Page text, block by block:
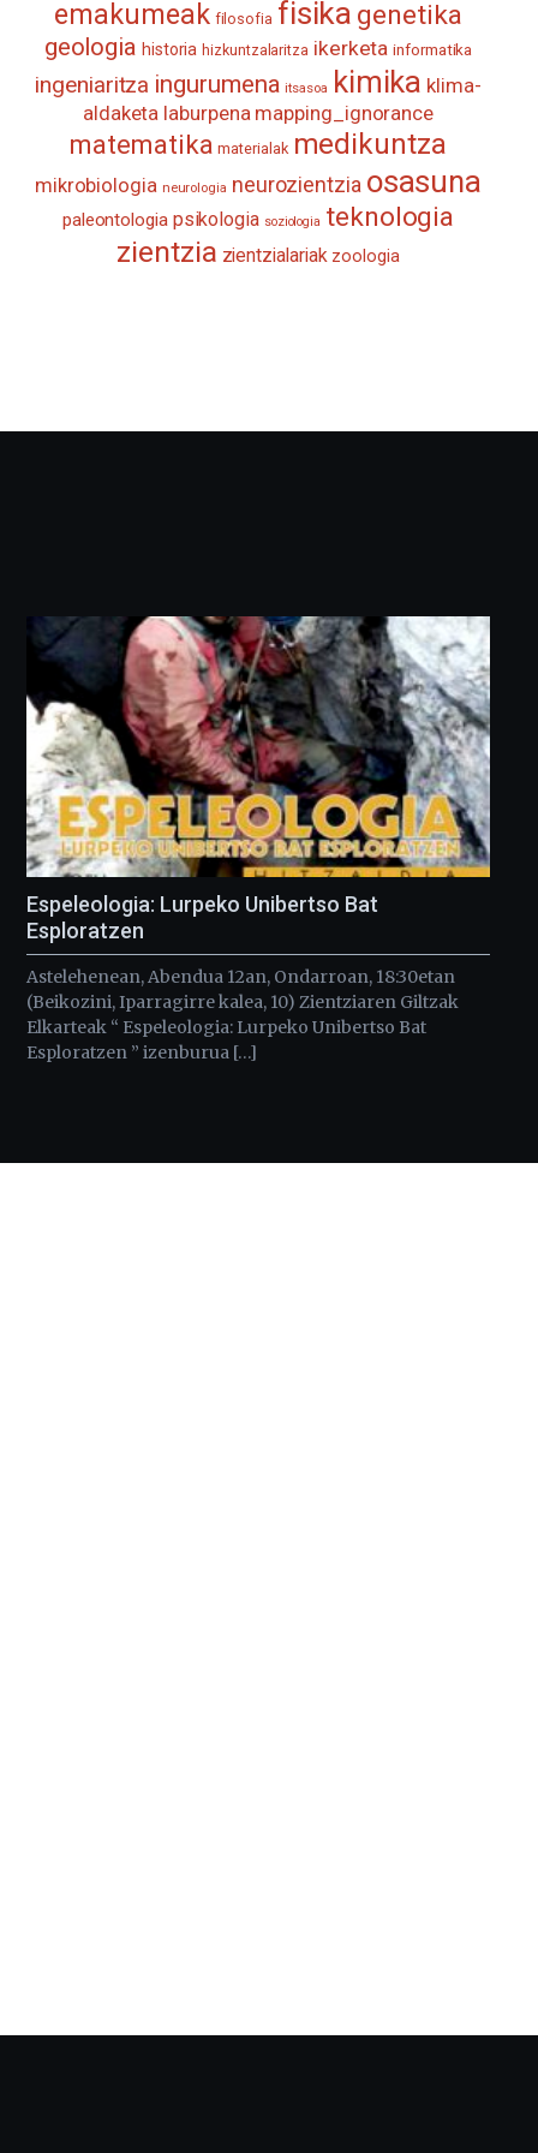
emakumeak filosofia fisika genetika
geologia historia hizkuntzalaritza ikerketa informatika
ingeniaritza ingurumena itsasoa kimika klima-
aldaketa laburpena mapping_ignorance
matematika materialak medikuntza
mikrobiologia neurologia neurozientzia osasuna
paleontologia psikologia soziologia teknologia
zientzia zientzialariak zoologia
Espeleologia: Lurpeko Unibertso Bat
Esploratzen
Astelehenean, Abendua 12an, Ondarroan, 18:30etan
(Beikozini, Iparragirre kalea, 10) Zientziaren Giltzak
Elkarteak “ Espeleologia: Lurpeko Unibertso Bat
Esploratzen ” izenburua […]